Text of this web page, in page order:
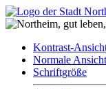
Kontrast-
Normale Ansicht
Schriftgröße